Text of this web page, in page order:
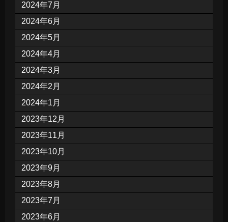
2024年7月
2024年6月
2024年5月
2024年4月
2024年3月
2024年2月
2024年1月
2023年12月
2023年11月
2023年10月
2023年9月
2023年8月
2023年7月
2023年6月